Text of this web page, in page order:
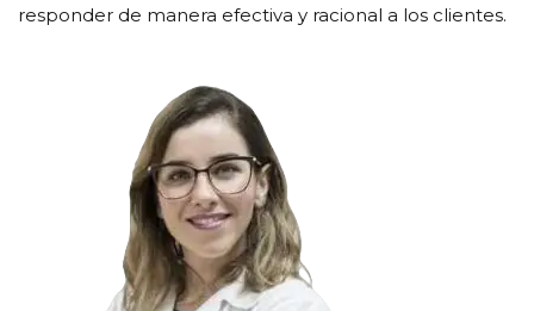
responder de manera efectiva y racional a los clientes.